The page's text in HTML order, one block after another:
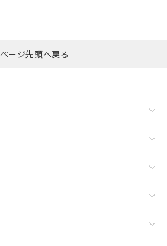
ページ先頭へ戻る